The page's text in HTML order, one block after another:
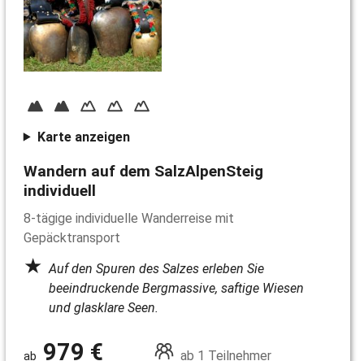
Karte anzeigen
Wandern auf dem SalzAlpenSteig
individuell
8-tägige individuelle Wanderreise mit
Gepäcktransport
Auf den Spuren des Salzes erleben Sie
beeindruckende Bergmassive, saftige Wiesen
und glasklare Seen.
979 € ab 1 Teilnehmer